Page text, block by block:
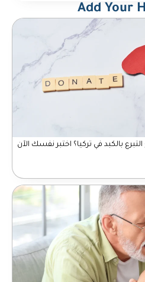
Add Your
بالكبد في تركيا؟ اختبر نفسك الآن